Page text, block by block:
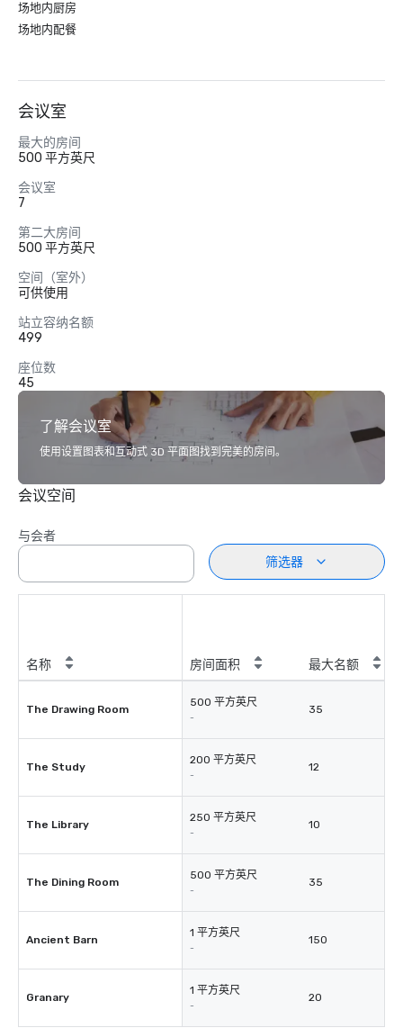
场地内厨房
场地内配餐
会议室
最大的房间
500 平方英尺
会议室
7
第二大房间
500 平方英尺
空间（室外）
可供使用
站立容纳名额
499
座位数
45
了解会议室
使用设置图表和互动式 3D 平面图找到完美的房间。
会议空间
与会者
筛选器
名称 房间面积 最大名额
The Drawing Room
500 平方英尺
-
35
The Study
200 平方英尺
-
12
The Library
250 平方英尺
-
10
The Dining Room
500 平方英尺
-
35
Ancient Barn
1 平方英尺
-
150
Granary
1 平方英尺
-
20